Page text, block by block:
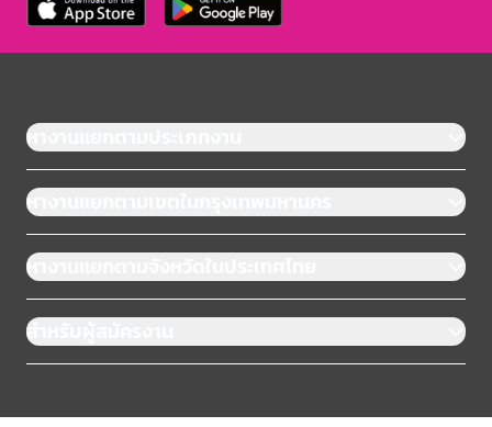
หางานแยกตามประเภทงาน
หางานแยกตามเขตในกรุงเทพมหานคร
หางานแยกตามจังหวัดในประเทศไทย
สำหรับผู้สมัครงาน